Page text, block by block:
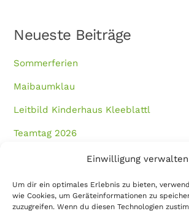
Einwilligung verwalten
Um dir ein optimales Erlebnis zu bieten,
wie Cookies, um Geräteinformationen zu
zuzugreifen. Wenn du diesen Technologien
Neueste Beiträge
Sommerferien
Maibaumklau
Leitbild Kinderhaus Kleeblattl
Teamtag 2026
Fleißige Bäcker und Osterhasenverkauf
Neueste Kommentare